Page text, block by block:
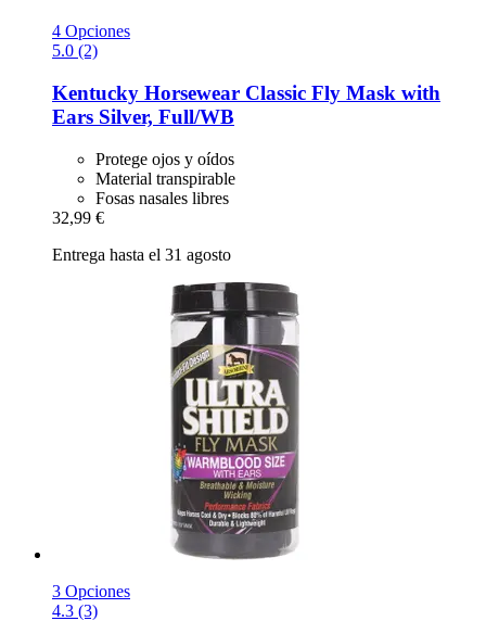
4 Opciones
5.0 (2)
Kentucky Horsewear Classic Fly Mask with
Ears Silver, Full/WB
Protege ojos y oídos
Material transpirable
Fosas nasales libres
32,99 €
Entrega hasta el 31 agosto
3 Opciones
4.3 (3)